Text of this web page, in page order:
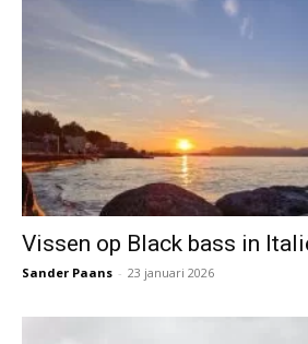
Vissen op Black bass in
Sander Paans - 23 januari 2026